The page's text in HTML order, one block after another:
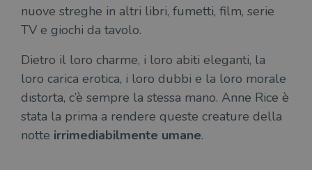
nuove streghe in altri libri, fumetti, film, serie
TV e giochi da tavolo.
Dietro il loro charme, i loro abiti eleganti, la
loro carica erotica, i loro dubbi e la loro morale
distorta, c’è sempre la stessa mano. Anne Rice è
stata la prima a rendere queste creature della
notte irrimediabilmente umane.